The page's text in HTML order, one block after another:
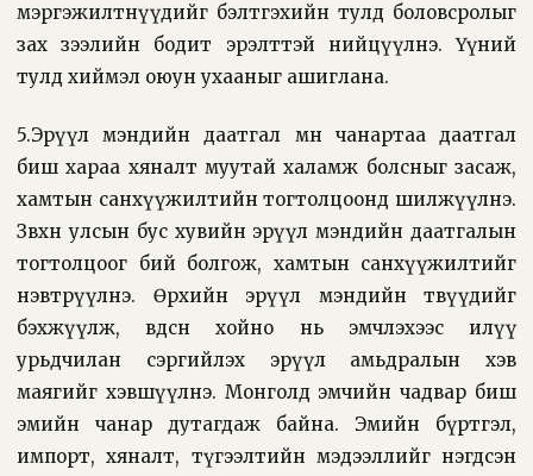
мэргэжилтнүүдийг бэлтгэхийн тулд боловсролыг
зах зээлийн бодит эрэлттэй нийцүүлнэ. Үүний
тулд хиймэл оюун ухааныг ашиглана.
5.Эрүүл мэндийн даатгал мөн чанартаа даатгал
биш хараа хяналт муутай халамж болсныг засаж,
хамтын санхүүжилтийн тогтолцоонд шилжүүлнэ.
Зөвхөн улсын бус хувийн эрүүл мэндийн даатгалын
тогтолцоог бий болгож, хамтын санхүүжилтийг
нэвтрүүлнэ. Өрхийн эрүүл мэндийн төвүүдийг
бэхжүүлж, өвдсөн хойно нь эмчлэхээс илүү
урьдчилан сэргийлэх эрүүл амьдралын хэв
маягийг хэвшүүлнэ. Монголд эмчийн чадвар биш
эмийн чанар дутагдаж байна. Эмийн бүртгэл,
импорт, хяналт, түгээлтийн мэдээллийг нэгдсэн